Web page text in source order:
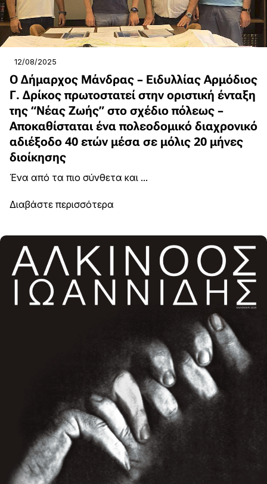
12/08/2025
Ο Δήμαρχος Μάνδρας – Ειδυλλίας Αρμόδιος
Γ. Δρίκος πρωτοστατεί στην οριστική ένταξη
της “Νέας Ζωής” στο σχέδιο πόλεως –
Αποκαθίσταται ένα πολεοδομικό διαχρονικό
αδιέξοδο 40 ετών μέσα σε μόλις 20 μήνες
διοίκησης
Ένα από τα πιο σύνθετα και ...
Διαβάστε περισσότερα